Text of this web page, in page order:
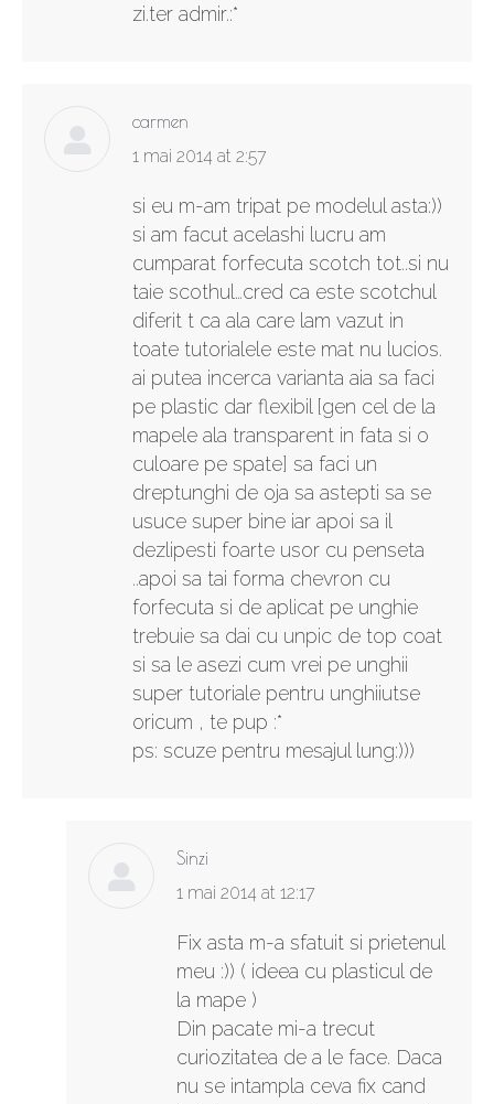
zi.ter admir.:*
carmen
says:
1 mai 2014 at 2:57
si eu m-am tripat pe modelul asta:))
si am facut acelashi lucru am
cumparat forfecuta scotch tot..si nu
taie scothul…cred ca este scotchul
diferit t ca ala care lam vazut in
toate tutorialele este mat nu lucios.
ai putea incerca varianta aia sa faci
pe plastic dar flexibil [gen cel de la
mapele ala transparent in fata si o
culoare pe spate] sa faci un
dreptunghi de oja sa astepti sa se
usuce super bine iar apoi sa il
dezlipesti foarte usor cu penseta
..apoi sa tai forma chevron cu
forfecuta si de aplicat pe unghie
trebuie sa dai cu unpic de top coat
si sa le asezi cum vrei pe unghii
super tutoriale pentru unghiiutse
oricum , te pup :*
ps: scuze pentru mesajul lung:)))
Sinzi
says:
1 mai 2014 at 12:17
Fix asta m-a sfatuit si prietenul
meu :)) ( ideea cu plasticul de
la mape )
Din pacate mi-a trecut
curiozitatea de a le face. Daca
nu se intampla ceva fix cand